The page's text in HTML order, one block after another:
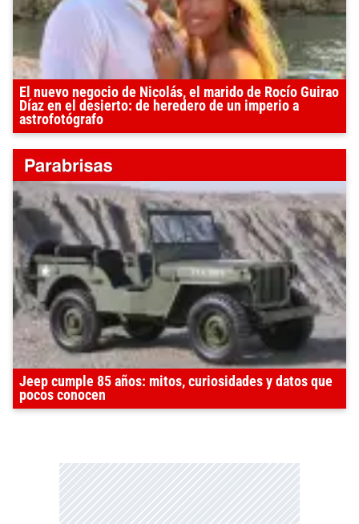
El nuevo negocio de Nicolás, el marido de Rocío Guirao
Díaz en el desierto: de heredero de un imperio a
astrofotógrafo
Jeep cumple 85 años: mitos, curiosidades y datos que
pocos conocen